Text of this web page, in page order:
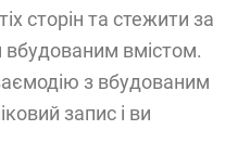
сторін та стежити за
вмістом.
з вбудованим
запис і ви